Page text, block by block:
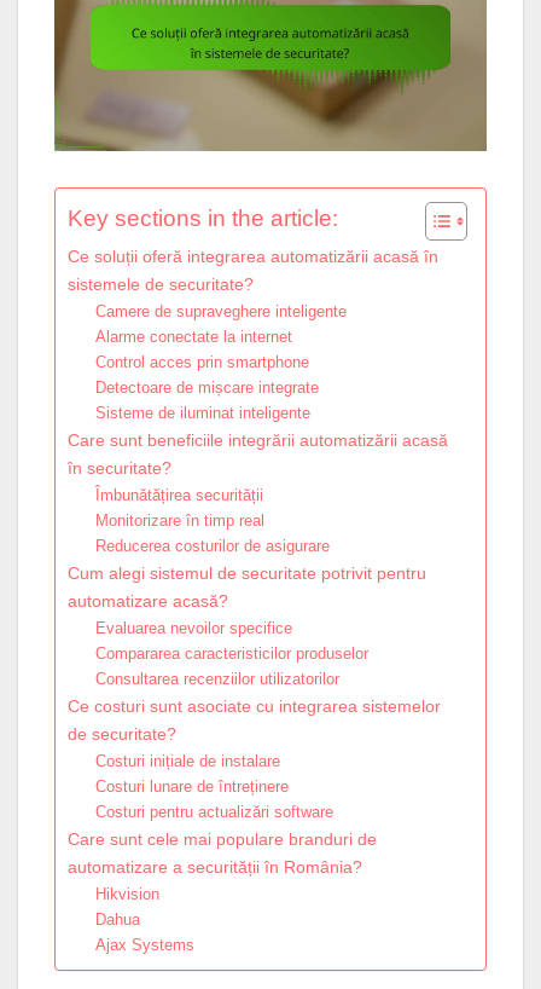
Key sections in the article:
Ce soluții oferă integrarea automatizării acasă în
sistemele de securitate?
Camere de supraveghere inteligente
Alarme conectate la internet
Control acces prin smartphone
Detectoare de mișcare integrate
Sisteme de iluminat inteligente
Care sunt beneficiile integrării automatizării acasă
în securitate?
Îmbunătățirea securității
Monitorizare în timp real
Reducerea costurilor de asigurare
Cum alegi sistemul de securitate potrivit pentru
automatizare acasă?
Evaluarea nevoilor specifice
Compararea caracteristicilor produselor
Consultarea recenziilor utilizatorilor
Ce costuri sunt asociate cu integrarea sistemelor
de securitate?
Costuri inițiale de instalare
Costuri lunare de întreținere
Costuri pentru actualizări software
Care sunt cele mai populare branduri de
automatizare a securității în România?
Hikvision
Dahua
Ajax Systems